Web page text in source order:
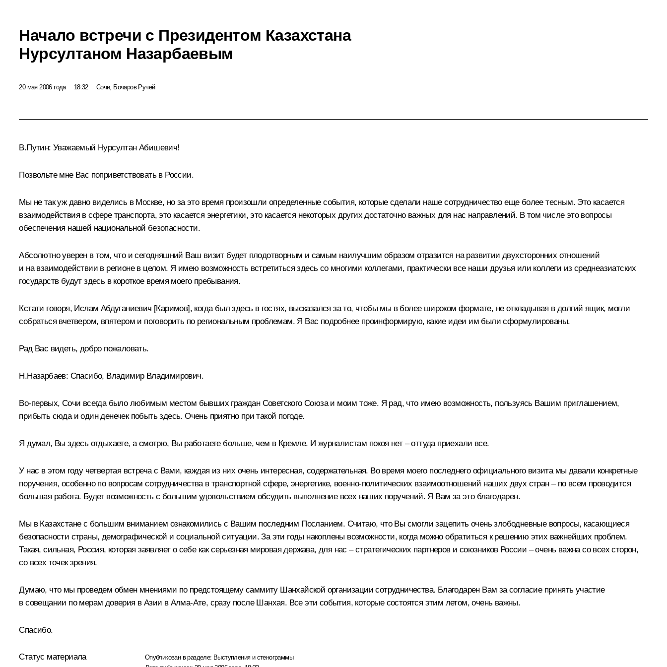
Начало встречи с Президентом Казахстана
Нурсултаном Назарбаевым
20 мая 2006 года 18:32 Сочи, Бочаров Ручей
В.Путин: Уважаемый Нурсултан Абишевич!
Позвольте мне Вас поприветствовать в России.
Мы не так уж давно виделись в Москве, но за это время произошли определенные события, которые сделали наше сотрудничество еще более тесным. Это касается
взаимодействия в сфере транспорта, это касается энергетики, это касается некоторых других достаточно важных для нас направлений. В том числе это вопросы
обеспечения нашей национальной безопасности.
Абсолютно уверен в том, что и сегодняшний Ваш визит будет плодотворным и самым наилучшим образом отразится на развитии двухсторонних отношений
и на взаимодействии в регионе в целом. Я имею возможность встретиться здесь со многими коллегами, практически все наши друзья или коллеги из среднеазиатских
государств будут здесь в короткое время моего пребывания.
Кстати говоря, Ислам Абдуганиевич [Каримов], когда был здесь в гостях, высказался за то, чтобы мы в более широком формате, не откладывая в долгий ящик, могли
собраться вчетвером, впятером и поговорить по региональным проблемам. Я Вас подробнее проинформирую, какие идеи им были сформулированы.
Рад Вас видеть, добро пожаловать.
Н.Назарбаев: Спасибо, Владимир Владимирович.
Во‑первых, Сочи всегда было любимым местом бывших граждан Советского Союза и моим тоже. Я рад, что имею возможность, пользуясь Вашим приглашением,
прибыть сюда и один денечек побыть здесь. Очень приятно при такой погоде.
Я думал, Вы здесь отдыхаете, а смотрю, Вы работаете больше, чем в Кремле. И журналистам покоя нет – оттуда приехали все.
У нас в этом году четвертая встреча с Вами, каждая из них очень интересная, содержательная. Во время моего последнего официального визита мы давали конкретные
поручения, особенно по вопросам сотрудничества в транспортной сфере, энергетике, военно-политических взаимоотношений наших двух стран – по всем проводится
большая работа. Будет возможность с большим удовольствием обсудить выполнение всех наших поручений. Я Вам за это благодарен.
Мы в Казахстане с большим вниманием ознакомились с Вашим последним Посланием. Считаю, что Вы смогли зацепить очень злободневные вопросы, касающиеся
безопасности страны, демографической и социальной ситуации. За эти годы накоплены возможности, когда можно обратиться к решению этих важнейших проблем.
Такая, сильная, Россия, которая заявляет о себе как серьезная мировая держава, для нас – стратегических партнеров и союзников России – очень важна со всех сторон,
со всех точек зрения.
Думаю, что мы проведем обмен мнениями по предстоящему саммиту Шанхайской организации сотрудничества. Благодарен Вам за согласие принять участие
в совещании по мерам доверия в Азии в Алма-Ате, сразу после Шанхая. Все эти события, которые состоятся этим летом, очень важны.
Спасибо.
Статус материала Опубликован в разделе: Выступления и стенограммы